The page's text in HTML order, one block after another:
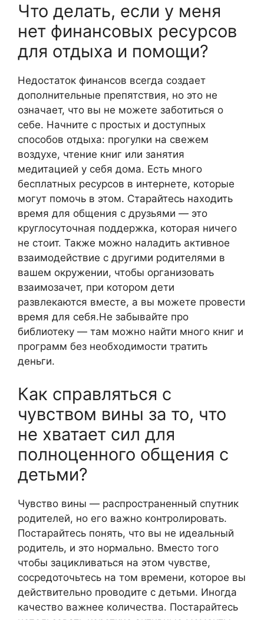
Что делать, если у меня
нет финансовых ресурсов
для отдыха и помощи?
Недостаток финансов всегда создает
дополнительные препятствия, но это не
означает, что вы не можете заботиться о
себе. Начните с простых и доступных
способов отдыха: прогулки на свежем
воздухе, чтение книг или занятия
медитацией у себя дома. Есть много
бесплатных ресурсов в интернете, которые
могут помочь в этом. Старайтесь находить
время для общения с друзьями — это
круглосуточная поддержка, которая ничего
не стоит. Также можно наладить активное
взаимодействие с другими родителями в
вашем окружении, чтобы организовать
взаимозачет, при котором дети
развлекаются вместе, а вы можете провести
время для себя.Не забывайте про
библиотеку — там можно найти много книг и
программ без необходимости тратить
деньги.
Как справляться с
чувством вины за то, что
не хватает сил для
полноценного общения с
детьми?
Чувство вины — распространенный спутник
родителей, но его важно контролировать.
Постарайтесь понять, что вы не идеальный
родитель, и это нормально. Вместо того
чтобы зацикливаться на этом чувстве,
сосредоточьтесь на том времени, которое вы
действительно проводите с детьми. Иногда
качество важнее количества. Постарайтесь